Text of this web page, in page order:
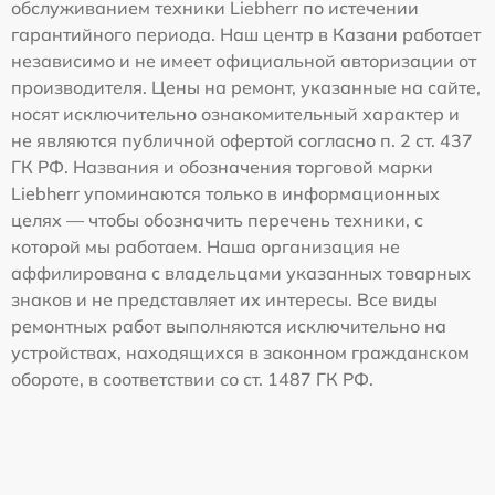
обслуживанием техники Liebherr по истечении
гарантийного периода. Наш центр в Казани работает
независимо и не имеет официальной авторизации от
производителя. Цены на ремонт, указанные на сайте,
носят исключительно ознакомительный характер и
не являются публичной офертой согласно п. 2 ст. 437
ГК РФ. Названия и обозначения торговой марки
Liebherr упоминаются только в информационных
целях — чтобы обозначить перечень техники, с
которой мы работаем. Наша организация не
аффилирована с владельцами указанных товарных
знаков и не представляет их интересы. Все виды
ремонтных работ выполняются исключительно на
устройствах, находящихся в законном гражданском
обороте, в соответствии со ст. 1487 ГК РФ.